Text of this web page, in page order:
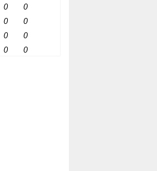
0
0
0
0
0
0
0 0